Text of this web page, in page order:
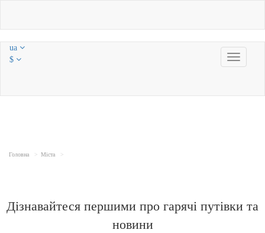
Toggle
ua
$
Головна Міста
Дізнавайтеся першими про гарячі путівки та
новини